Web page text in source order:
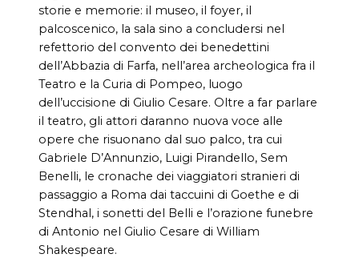
storie e memorie: il museo, il foyer, il
palcoscenico, la sala sino a concludersi nel
refettorio del convento dei benedettini
dell’Abbazia di Farfa, nell’area archeologica fra il
Teatro e la Curia di Pompeo, luogo
dell’uccisione di Giulio Cesare. Oltre a far parlare
il teatro, gli attori daranno nuova voce alle
opere che risuonano dal suo palco, tra cui
Gabriele D’Annunzio, Luigi Pirandello, Sem
Benelli, le cronache dei viaggiatori stranieri di
passaggio a Roma dai taccuini di Goethe e di
Stendhal, i sonetti del Belli e l’orazione funebre
di Antonio nel Giulio Cesare di William
Shakespeare.